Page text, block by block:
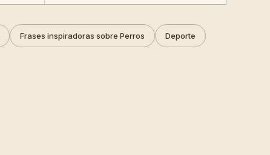
Frases inspiradoras sobre Perros Deporte